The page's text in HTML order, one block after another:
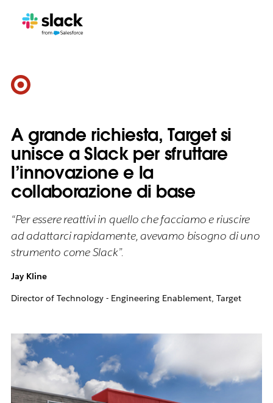
A grande richiesta, Target si
unisce a Slack per sfruttare
l’innovazione e la
collaborazione di base
“Per essere reattivi in quello che facciamo e riuscire
ad adattarci rapidamente, avevamo bisogno di uno
strumento come Slack”.
Jay Kline
Director of Technology - Engineering Enablement, Target